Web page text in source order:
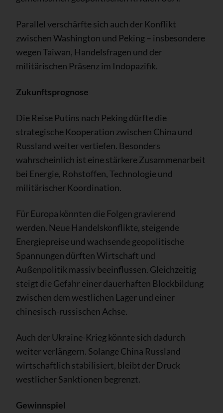
Parallel verschärfte sich auch der Konflikt
zwischen Washington und Peking – insbesondere
wegen Taiwan, Handelsfragen und der
militärischen Präsenz im Indopazifik.
Zukunftsprognose
Die Reise Putins nach Peking dürfte die
strategische Kooperation zwischen China und
Russland weiter vertiefen. Besonders
wahrscheinlich ist eine stärkere Zusammenarbeit
bei Energie, Rohstoffen, Technologie und
militärischer Koordination.
Für Europa könnten die Folgen gravierend
werden. Neue Handelskonflikte, steigende
Energiepreise und wachsende geopolitische
Spannungen dürften Wirtschaft und
Außenpolitik massiv beeinflussen. Gleichzeitig
steigt die Gefahr einer dauerhaften Blockbildung
zwischen dem westlichen Lager und einer
chinesisch-russischen Achse.
Auch der Ukraine-Krieg könnte sich dadurch
weiter verlängern. Solange China Russland
wirtschaftlich stabilisiert, bleibt der Druck
westlicher Sanktionen begrenzt.
Gewinnspiel